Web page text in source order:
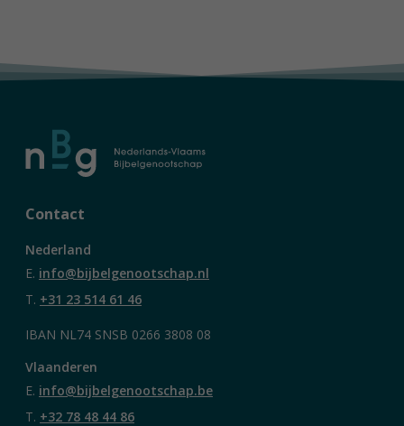
Contact
Nederland
E. info@bijbelgenootschap.nl
T. +31 23 514 61 46
IBAN NL74 SNSB 0266 3808 08
Vlaanderen
E. info@bijbelgenootschap.be
T. +32 78 48 44 86